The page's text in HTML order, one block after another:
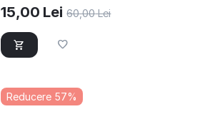
15,00 Lei 60,00 Lei
Reducere 57%